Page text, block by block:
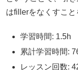
はfillerをなくすこと
学習時間: 1.5h
累計学習時間:
レッスン回数: